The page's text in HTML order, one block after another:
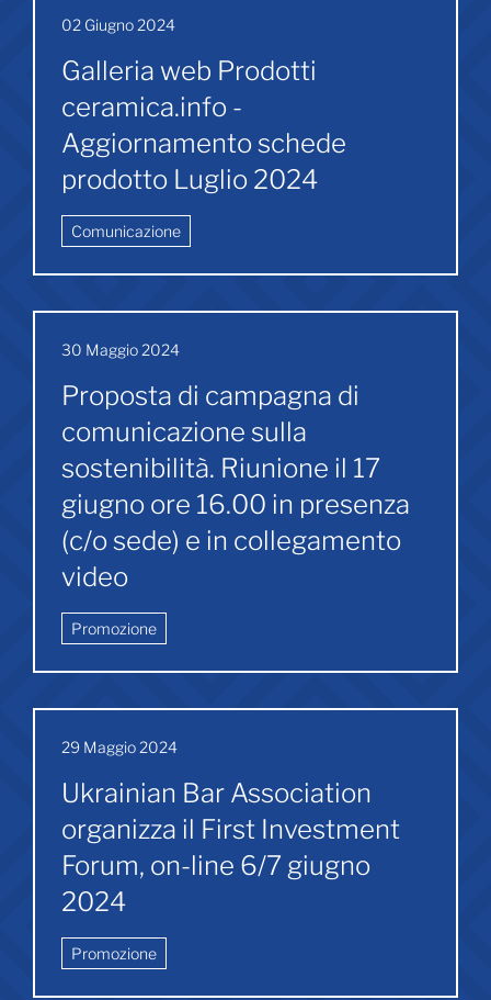
02 Giugno 2024
Galleria web Prodotti
ceramica.info -
Aggiornamento schede
prodotto Luglio 2024
Comunicazione
30 Maggio 2024
Proposta di campagna di
comunicazione sulla
sostenibilità. Riunione il 17
giugno ore 16.00 in presenza
(c/o sede) e in collegamento
video
Promozione
29 Maggio 2024
Ukrainian Bar Association
organizza il First Investment
Forum, on-line 6/7 giugno
2024
Promozione